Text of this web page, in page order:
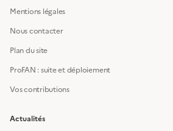
Mentions légales
Nous contacter
Plan du site
ProFAN : suite et déploiement
Vos contributions
Actualités